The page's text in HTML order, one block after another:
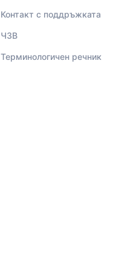
Контакт с поддръжката
ЧЗВ
Терминологичен речник